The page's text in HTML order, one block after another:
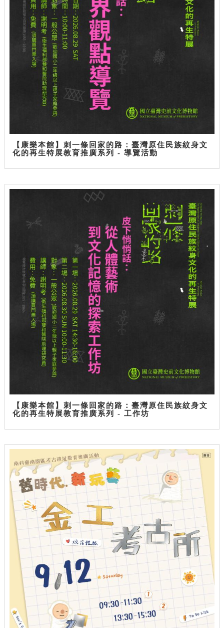
【康樂本館】刺一條回家的路：臺灣原住民族紋身文
化的再生特展教育推廣系列 - 導覽活動
【康樂本館】刺一條回家的路：臺灣原住民族紋身文
化的再生特展教育推廣系列 - 工作坊